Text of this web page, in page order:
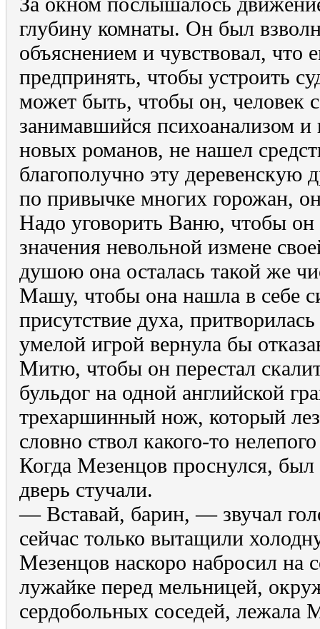
глубину комнаты. Он был
объяснением и чувствовал, что
предпринять, чтобы устроить
может быть, чтобы он, человек
занимавшийся психоанализом и
новых романов, не нашел
благополучно эту деревенскую
по привычке многих горожан,
Надо уговорить Ваню, чтобы он
значения невольной измене
душою она осталась такой же
Машу, чтобы она нашла в себе
присутствие духа,
умелой игрой вернула бы
Митю, чтобы он перестал
бульдог на одной английской
трехаршинный нож, который
словно ствол какого-то
Когда Мезенцов проснулся,
дверь стучали.
— Вставай, барин, — звучал
сейчас только вытащили
Мезенцов наскоро набросил на
лужайке перед мельницей,
сердобольных соседей,